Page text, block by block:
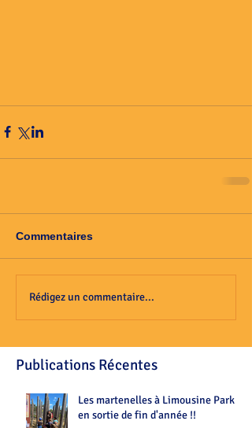
Commentaires
Rédigez un commentaire...
Publications Récentes
Les martenelles à Limousine Park
en sortie de fin d'année !!